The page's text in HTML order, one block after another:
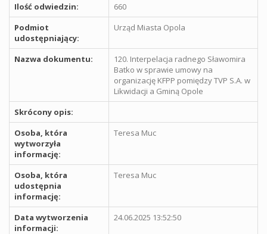
Ilość odwiedzin:
660
Podmiot
udostępniający:
Urząd Miasta Opola
Nazwa dokumentu:
120. Interpelacja radnego Sławomira
Batko w sprawie umowy na
organizację KFPP pomiędzy TVP S.A. w
Likwidacji a Gminą Opole
Skrócony opis:
Osoba, która
wytworzyła
informację:
Teresa Muc
Osoba, która
udostępnia
informację:
Teresa Muc
Data wytworzenia
informacji:
24.06.2025 13:52:50